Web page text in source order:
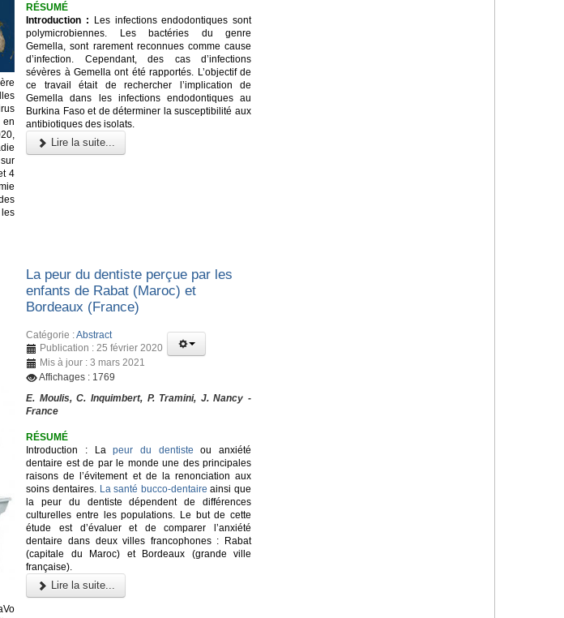
en
4
RÉSUMÉ
Introduction : Les infections endodontiques sont
polymicrobiennes. Les bactéries du genre
Gemella, sont rarement reconnues comme cause
d’infection. Cependant, des cas d’infections
sévères à Gemella ont été rapportés. L’objectif de
ce travail était de rechercher l’implication de
Gemella dans les infections endodontiques au
Burkina Faso et de déterminer la susceptibilité aux
antibiotiques des isolats.
Lire la suite...
La peur du dentiste perçue par les
enfants de Rabat (Maroc) et
Bordeaux (France)
Catégorie :Abstract
Publication : 25 février 2020
Mis à jour : 3 mars 2021
Affichages : 1769
E. Moulis, C. Inquimbert, P. Tramini, J. Nancy -
France
RÉSUMÉ
Introduction : Lapeur du dentiste ou anxiété
dentaire est de par le monde une des principales
raisons de l’évitement et de la renonciation aux
soins dentaires. La santé bucco-dentaire ainsi que
la peur du dentiste dépendent de différences
culturelles entre les populations. Le but de cette
étude est d’évaluer et de comparer l’anxiété
dentaire dans deux villes francophones : Rabat
(capitale du Maroc) et Bordeaux (grande ville
française).
Lire la suite...